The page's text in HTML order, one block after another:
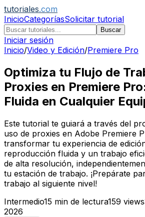
tutoriales.com
InicioCategoríasSolicitar tutorial
Buscar
Iniciar sesión
Inicio/Video y Edición/Premiere Pro
Optimiza tu Flujo de
Proxies en Premiere
Fluida en Cualquier
Este tutorial te guiará a través del
uso de proxies en Adobe Premiere
transformar tu experiencia de
reproducción fluida y un trabajo
de alta resolución,
tu estación de trabajo. ¡Prepárate
trabajo al siguiente nivel!
Intermedio15 min de lectura159 views
2026